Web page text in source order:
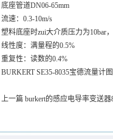
底座管道DN06-65mm
流速：0.3-10m/s
塑料底座时zui大介质压力为10bar
线性度：满量程的0.5%
重复性：读数的0.4%
BURKERT SE35-8035宝德流量计
上一篇 burkert的感应电导率变送器